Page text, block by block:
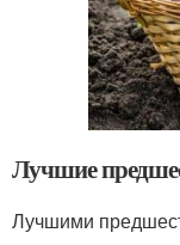
Лучшие
Лучшими